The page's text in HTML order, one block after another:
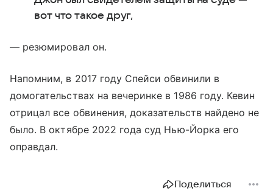
вот что такое друг,
— резюмировал он.
Напомним, в 2017 году Спейси обвинили в
домогательствах на вечеринке в 1986 году. Кевин
отрицал все обвинения, доказательств найдено не
было. В октябре 2022 года суд Нью-Йорка его
оправдал.
Поделиться